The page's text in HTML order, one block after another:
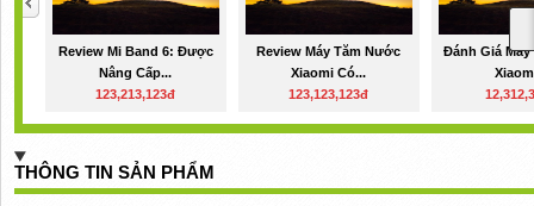
Review Mi Band 6: Được
Nâng Cấp...
123,213,123đ
Review Máy Tăm Nước
Xiaomi Có...
123,123,123đ
Đánh Giá
THÔNG TIN SẢN PHẨM